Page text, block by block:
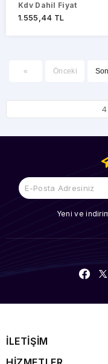
Kdv Dahil Fiyat
1.555,44 TL
« Önceki
Yeni ve
İLETİŞİM